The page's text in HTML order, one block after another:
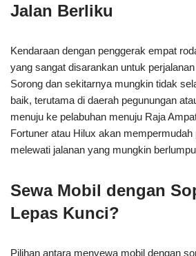
Jalan Berliku
Kendaraan dengan penggerak empat
yang sangat disarankan untuk
Sorong dan sekitarnya mungkin tidak
baik, terutama di daerah pegunungan
menuju ke pelabuhan menuju Raja
Fortuner atau Hilux akan mempermudah
melewati jalanan yang mungkin
Sewa Mobil dengan
Lepas Kunci?
Pilihan antara menyewa mobil dengan